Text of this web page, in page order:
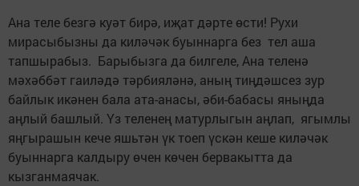
Ана теле безгә куәт бирә, иҗат дәрте өсти! Рухи
мирасыбызны да киләчәк буыннарга без тел аша
тапшырабыз. Барыбызга да билгеле, Ана теленә
мәхәббәт гаиләдә тәрбияләнә, аның тиңдәшсез зур
байлык икәнен бала ата-анасы, әби-бабасы яныңда
аңлый башлый. Үз теленең матурлыгын аңлап, ягымлы
яңгырашын кече яшьтән үк тоеп үскән кеше киләчәк
буыннарга калдыру өчен көчен бервакытта да
кызганмаячак.